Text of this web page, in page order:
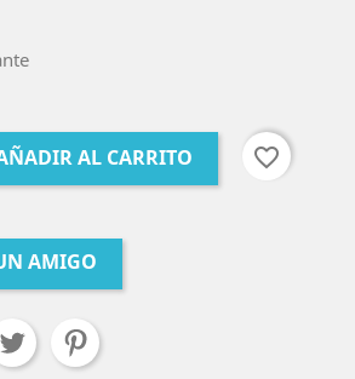
AL CARRITO favorite_border
AMIGO